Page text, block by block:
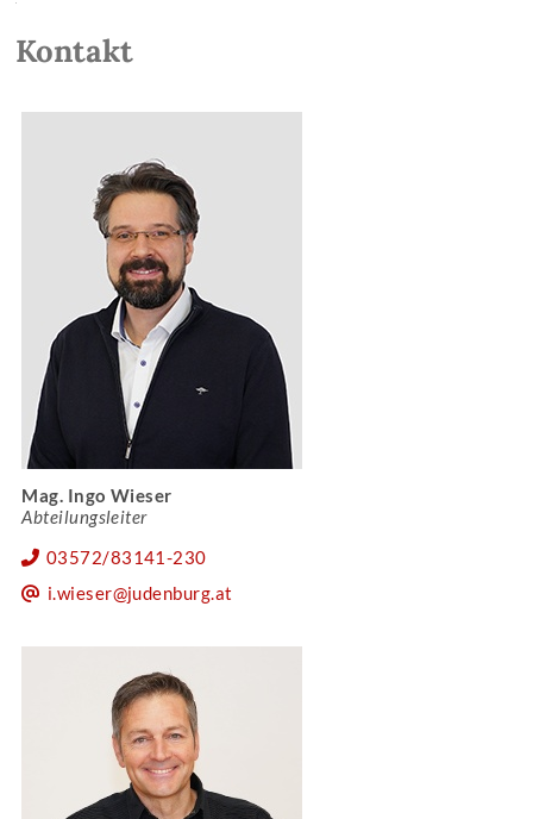
Kontakt
Mag. Ingo Wieser
Abteilungsleiter
03572/83141-230
i.wieser@judenburg.at